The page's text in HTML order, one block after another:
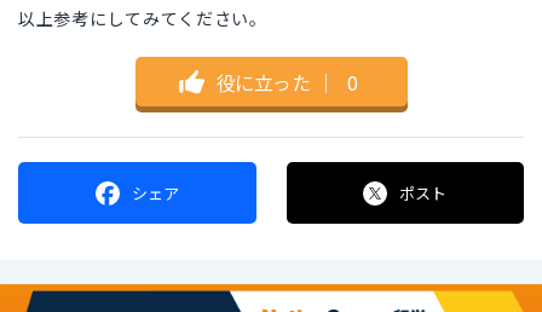
以上参考にしてみてください。
役に立った ｜ 0
シェア ポスト